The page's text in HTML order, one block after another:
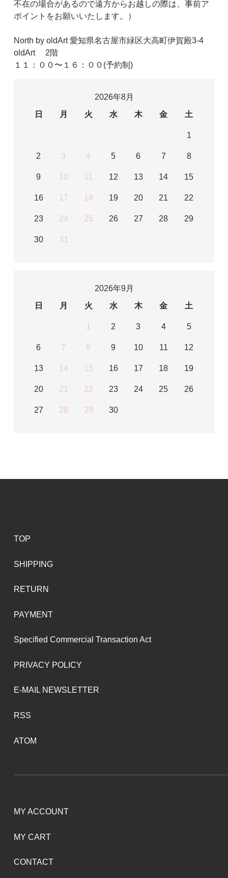
不在の場合があるので遠方からお越しの際は、事前ア
ポイントをお願いいたします。）
North by oldArt 愛知県名古屋市緑区大高町伊賀殿3-4
oldArt 2階
１１：００〜１６：００(予約制)
2026年8月
日
月 火 水 木 金 土
1
2 3 4 5 6 7 8
9 10 11 12 13 14 15
16 17 18 19 20 21 22
23 24 25 26 27 28 29
30 31
2026年9月
日
月 火 水 木 金 土
1 2 3 4 5
6 7 8 9 10 11 12
13 14 15 16 17 18 19
20 21 22 23 24 25 26
27 28 29 30
TOP
SHIPPING
RETURN
PAYMENT
Specified Commercial Transaction Act
PRIVACY POLICY
E-MAIL NEWSLETTER
RSS
ATOM
MY ACCOUNT
MY CART
CONTACT